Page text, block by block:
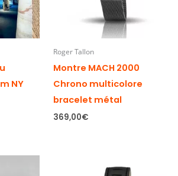
NY
Roger Tallon
Montre MACH 2000
Chrono multicolore
bracelet métal
369,00€